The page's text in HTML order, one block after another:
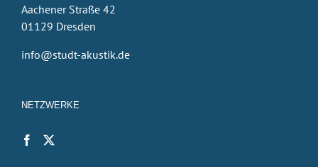
Aachener Straße 42
01129 Dresden
info@studt-akustik.de
NETZWERKE